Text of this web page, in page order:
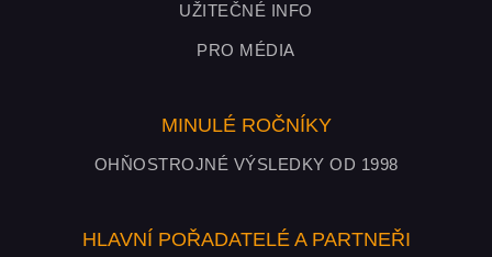
UŽITEČNÉ INFO
PRO MÉDIA
MINULÉ ROČNÍKY
OHŇOSTROJNÉ VÝSLEDKY OD 1998
HLAVNÍ POŘADATELÉ A PARTNEŘI